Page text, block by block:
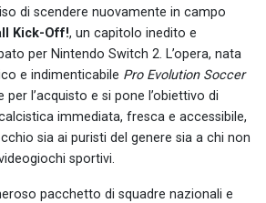
di scendere nuovamente in campo
Kick-Off!, un capitolo inedito e
per Nintendo Switch 2. L’opera, nata
e indimenticabile Pro Evolution Soccer
per l’acquisto e si pone l’obiettivo di
immediata, fresca e accessibile,
sia ai puristi del genere sia a chi non
sportivi.
pacchetto di squadre nazionali e